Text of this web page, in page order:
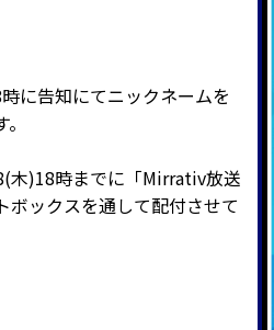
に告知にてニックネームを
木)18時までに「Mirrativ放送
ボックスを通して配付させて